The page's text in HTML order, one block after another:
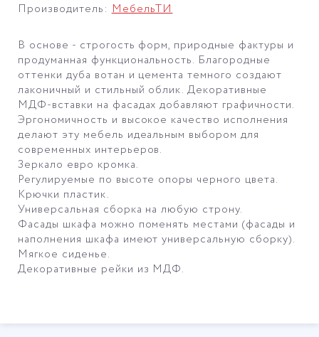
Производитель:МебельТИ
В основе - строгость форм, природные фактуры и
продуманная функциональность. Благородные
оттенки дуба вотан и цемента темного создают
лаконичный и стильный облик. Декоративные
МДФ-вставки на фасадах добавляют графичности.
Эргономичность и высокое качество исполнения
делают эту мебель идеальным выбором для
современных интерьеров.
Зеркало евро кромка.
Регулируемые по высоте опоры черного цвета.
Крючки пластик.
Универсальная сборка на любую строну.
Фасады шкафа можно поменять местами (фасады и
наполнения шкафа имеют универсальную сборку).
Мягкое сиденье.
Декоративные рейки из МДФ.